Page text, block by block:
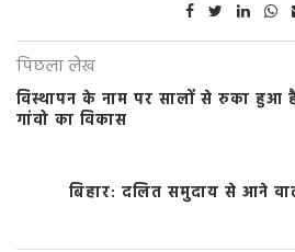
पिछला लेख
विस्थापन के नाम पर सालों से रुका हुआ
गांवो का विकास
बिहार: दलित समुदाय से आने